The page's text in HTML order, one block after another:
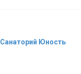
Санаторий Юность